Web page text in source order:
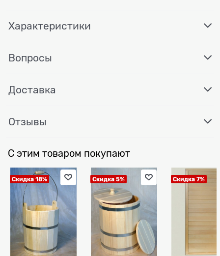
Характеристики
Вопросы
Доставка
Отзывы
С этим товаром покупают
Скидка 18% Скидка 5% Скидка 7%